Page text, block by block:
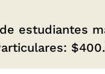
estudiantes